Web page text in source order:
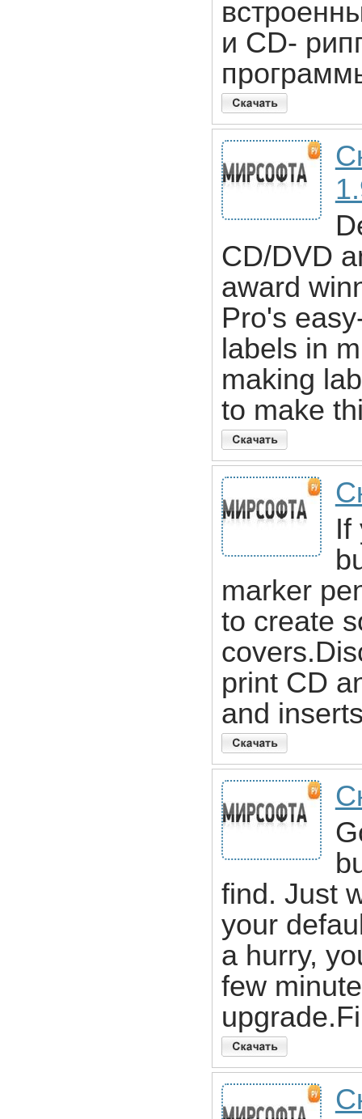
и CD-
CD/DVD
award
Pro's
labels in
making
to make
If
marker
to create
print CD
and
find. Just
your
a hurry,
few